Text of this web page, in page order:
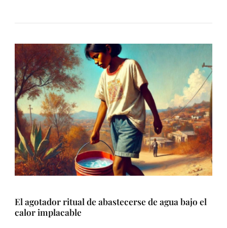
El agotador ritual de abastecerse de agua bajo el
calor implacable